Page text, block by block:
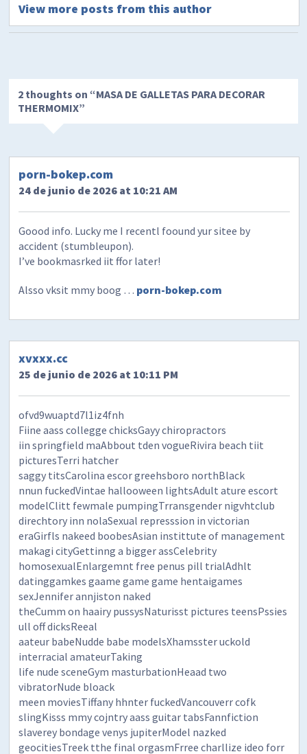
View more posts from this author
2 thoughts on “MASA DE GALLETAS PARA DECORAR
THERMOMIX”
porn-bokep.com
24 de junio de 2026 at 10:21 AM
Goood info. Lucky me I recentl foound yur sitee by
accident (stumbleupon).
I’ve bookmasrked iit ffor later!
Alsso vksit mmy boog … porn-bokep.com
xvxxx.cc
25 de junio de 2026 at 10:11 PM
ofvd9wuaptd7l1iz4fnh
Fiine aass collegge chicksGayy chiropractors
iin springfield maAbbout tden vogueRivira beach tiit
picturesTerri hatcher
saggy titsCarolina escor greehsboro northBlack
nnun fuckedVintae hallooween lightsAdult ature escort
modelClitt fewmale pumpingTrransgender nigvhtclub
direchtory inn nolaSexual represssion in victorian
eraGirfls nakeed boobesAsian instittute of management
makagi cityGettinng a bigger assCelebrity
homosexualEnlargemnt free penus pill trialAdhlt
datinggamkes gaame game game hentaigames
sexJennifer annjiston naked
theCumm on haairy pussysNaturisst pictures teensPssies
ull off dicksReeal
aateur babeNudde babe modelsXhamsster uckold
interracial amateurTaking
life nude sceneGym masturbationHeaad two
vibratorNude bloack
meen moviesTiffany hhnter fuckedVancouverr cofk
slingKisss mmy cojntry aass guitar tabsFannfiction
slaverey bondage venys jupiterModel nazked
geocitiesTreek tthe final orgasmFrree charllize ideo forr